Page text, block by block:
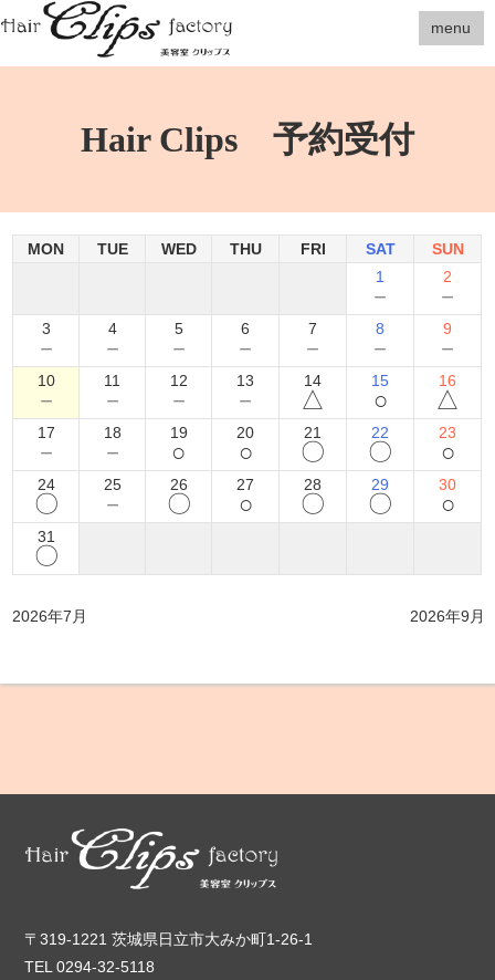
menu
Hair Clips 予約受付
MON TUE WED THU FRI SAT
SUN
1
－
2
－
3
－
4
－
5
－
6
－
7
－
8
－
9
－
10
－
11
－
12
－
13
－
14
△
15
○
16
△
17
－
18
－
19
○
20
○
21
〇
22
〇
23
○
24
〇
25
－
26
〇
27
○
28
〇
29
〇
30
○
31
〇
2026年7月 2026年9月
〒319-1221 茨城県日立市大みか町1-26-1
TEL 0294-32-5118